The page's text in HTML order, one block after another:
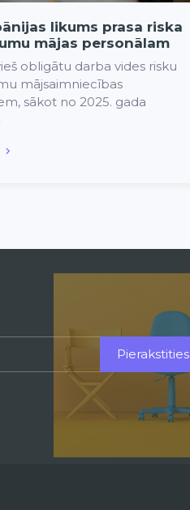
likums prasa riska
mājas personālam
obligātu darba vides risku
mājsaimniecības
sākot no 2025. gada
Pierakstities